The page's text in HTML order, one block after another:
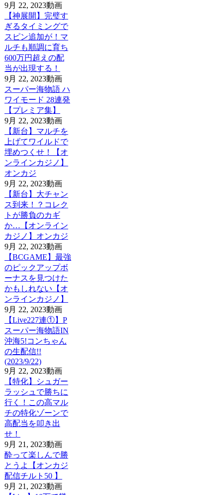
9月 22, 2023動画
【神展開】完璧す
ぎるタイミングで
スピン追加が！マ
ルチも順調に育ち
600万円超えの配
当が出現する！
9月 22, 2023動画
スーパー海物語 ハ
ワイモード 28連発
【プレミア集】
9月 22, 2023動画
【新台】マルチを
上げてワイルドで
埋めつくせ！【オ
ンラインカジノ】
オンカジ
9月 22, 2023動画
【新台】大チャン
ス到来！？コレク
トが勝負のカギ
か…【オンライン
カジノ】オンカジ
9月 22, 2023動画
【BCGAME】最強
のピックアップボ
ーナスを見つけた
かもしれない【オ
ンラインカジノ】
9月 22, 2023動画
【Live227連①】P
スーパー海物語IN
沖海5!コンちゃん
の生配信!!
(2023/9/22)
9月 22, 2023動画
【特化】シュガー
ラッシュで勝ちに
行く！この高マル
チの特化ゾーンで
高配当を叩き出
せ！
9月 21, 2023動画
酔って楽しんで勝
とうよ【オンカジ
配信チルト50 】
9月 21, 2023動画